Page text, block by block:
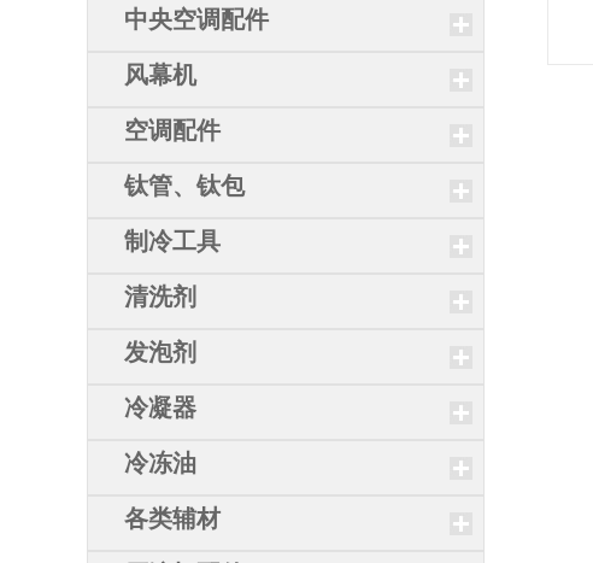
中央空调配件
风幕机
空调配件
钛管、钛包
制冷工具
清洗剂
发泡剂
冷凝器
冷冻油
各类辅材